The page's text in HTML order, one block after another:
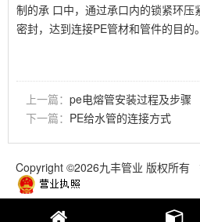
制的承 口中，通过承口内的锁紧环压
密封，达到连接PE管材和管件的目的。
上一篇： pe电熔管安装过程及步骤
下一篇： PE给水管的连接方式
Copyright ©2026九丰管业 版权所有